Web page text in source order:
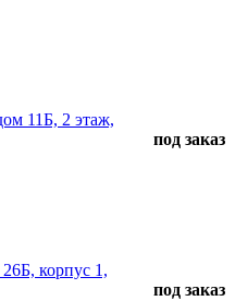
11Б, 2 этаж,
под заказ
корпус 1,
под заказ